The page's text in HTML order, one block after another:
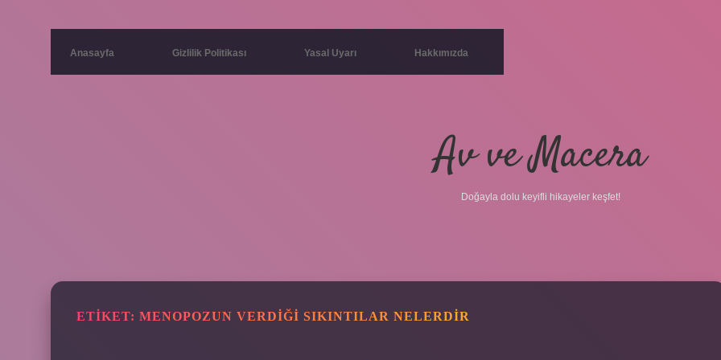
Anasayfa Gizlilik Politikası Yasal Uyarı Hakkımızda
Av ve Macera
Doğayla dolu keyifli hikayeler keşfet!
ETIKET: MENOPOZUN VERDIĞI SIKINTILAR NELERDIR